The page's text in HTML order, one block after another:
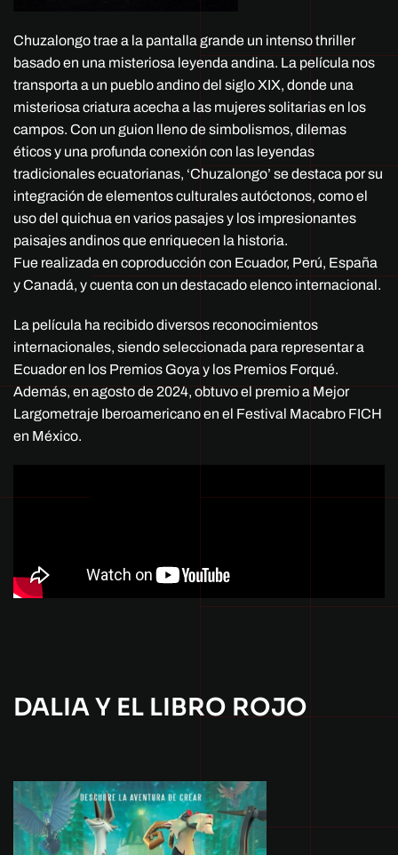
Chuzalongo trae a la pantalla grande un intenso thriller
basado en una misteriosa leyenda andina. La película nos
transporta a un pueblo andino del siglo XIX, donde una
misteriosa criatura acecha a las mujeres solitarias en los
campos. Con un guion lleno de simbolismos, dilemas
éticos y una profunda conexión con las leyendas
tradicionales ecuatorianas, ‘Chuzalongo’ se destaca por su
integración de elementos culturales autóctonos, como el
uso del quichua en varios pasajes y los impresionantes
paisajes andinos que enriquecen la historia.
Fue realizada en coproducción con Ecuador, Perú, España
y Canadá, y cuenta con un destacado elenco internacional.
La película ha recibido diversos reconocimientos
internacionales, siendo seleccionada para representar a
Ecuador en los Premios Goya y los Premios Forqué.
Además, en agosto de 2024, obtuvo el premio a Mejor
Largometraje Iberoamericano en el Festival Macabro FICH
en México.
DALIA Y EL LIBRO ROJO